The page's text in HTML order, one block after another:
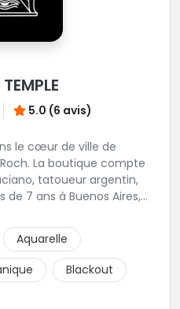
5.0 (6 avis)
le cœur de ville de
compte
7 ans à Buenos Aires,
boutiques de la ville
La boutique
tatoueurs en tant que
afin de proposer
Aquarelle
Blackout